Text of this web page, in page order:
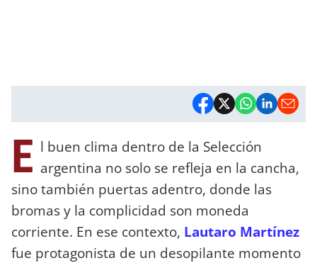
E l buen clima dentro de la Selección
argentina no solo se refleja en la cancha,
sino también puertas adentro, donde las
bromas y la complicidad son moneda
corriente. En ese contexto, Lautaro Martínez
fue protagonista de un desopilante momento